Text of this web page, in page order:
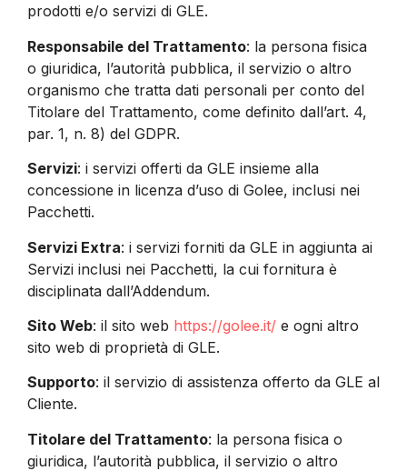
prodotti e/o servizi di GLE.
Responsabile del Trattamento: la persona fisica
o giuridica, l’autorità pubblica, il servizio o altro
organismo che tratta dati personali per conto del
Titolare del Trattamento, come definito dall’art. 4,
par. 1, n. 8) del GDPR.
Servizi: i servizi offerti da GLE insieme alla
concessione in licenza d’uso di Golee, inclusi nei
Pacchetti.
Servizi Extra: i servizi forniti da GLE in aggiunta ai
Servizi inclusi nei Pacchetti, la cui fornitura è
disciplinata dall’Addendum.
Sito Web: il sito web https://golee.it/ e ogni altro
sito web di proprietà di GLE.
Supporto: il servizio di assistenza offerto da GLE al
Cliente.
Titolare del Trattamento: la persona fisica o
giuridica, l’autorità pubblica, il servizio o altro